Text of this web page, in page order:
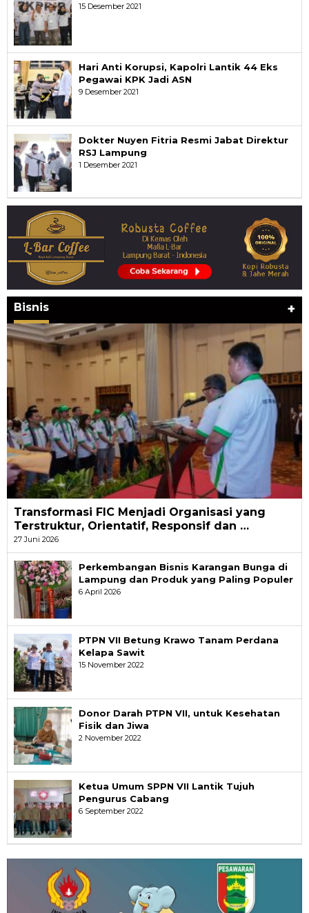
15 Desember 2021
Hari Anti Korupsi, Kapolri Lantik 44 Eks
Pegawai KPK Jadi ASN
9 Desember 2021
Dokter Nuyen Fitria Resmi Jabat Direktur
RSJ Lampung
1 Desember 2021
Bisnis +
Transformasi FIC Menjadi Organisasi yang
Terstruktur, Orientatif, Responsif dan …
27 Juni 2026
Perkembangan Bisnis Karangan Bunga di
Lampung dan Produk yang Paling Populer
6 April 2026
PTPN VII Betung Krawo Tanam Perdana
Kelapa Sawit
15 November 2022
Donor Darah PTPN VII, untuk Kesehatan
Fisik dan Jiwa
2 November 2022
Ketua Umum SPPN VII Lantik Tujuh
Pengurus Cabang
6 September 2022